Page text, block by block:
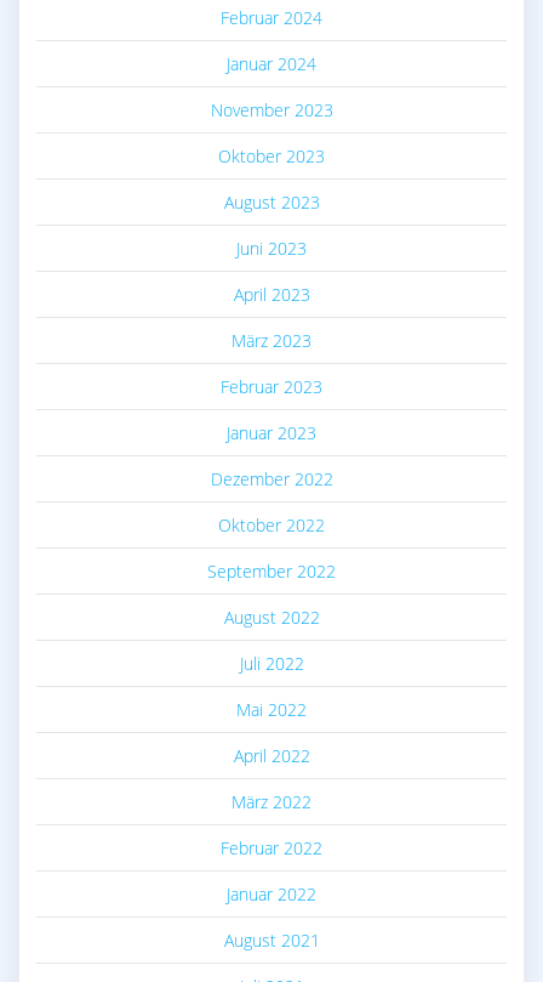
Februar 2024
Januar 2024
November 2023
Oktober 2023
August 2023
Juni 2023
April 2023
März 2023
Februar 2023
Januar 2023
Dezember 2022
Oktober 2022
September 2022
August 2022
Juli 2022
Mai 2022
April 2022
März 2022
Februar 2022
Januar 2022
August 2021